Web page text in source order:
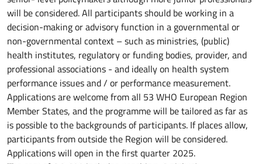
will be considered. All participants should be working in a
decision-making or advisory function in a governmental or
non-governmental context – such as ministries, (public)
health institutes, regulatory or funding bodies, provider, and
professional associations - and ideally on health system
performance issues and / or performance measurement.
Applications are welcome from all 53 WHO European Region
Member States, and the programme will be tailored as far as
is possible to the backgrounds of participants. If places allow,
participants from outside the Region will be considered.
Applications will open in the first quarter 2025.